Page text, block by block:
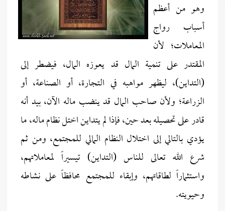
وهو من أعظم
أسباب رواج
المعاملات؛ لأن
المقتدر على تنمية المال قد يعوزه المال، فيضطر إلى
(التداين)، ليظهر مواهبه في التجارة، أو الصناعة، أو
الزراعة؛ ولأن صاحب المال قد ينضب ماله الآن، بيد أنه
قادر على تحصيله بعد حين، فإذا لم يتداين اختل نظام ماله، ما
يؤدي بالتالي إلى اختلال النظام المالي للمجتمع، ومن ثم
شرع الله تعالى للناس (التداين) تيسيراً لمعاملاتهم،
واستثماراً لطاقاتهم، وإبقاء للمجتمع محافظاً على نشاطه
وحيويته.